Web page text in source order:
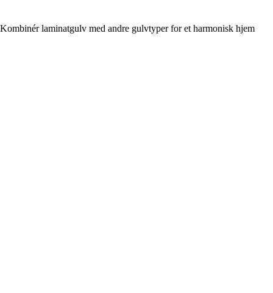
Kombinér laminatgulv med andre gulvtyper for et harmonisk hjem